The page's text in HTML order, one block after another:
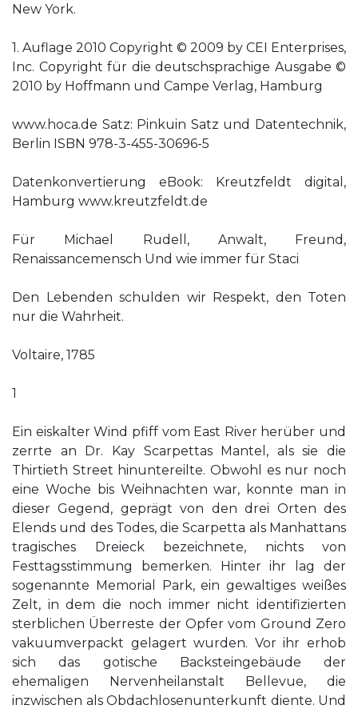
New York.
1. Auflage 2010 Copyright © 2009 by CEI Enterprises,
Inc. Copyright für die deutschsprachige Ausgabe ©
2010 by Hoffmann und Campe Verlag, Hamburg
www.hoca.de Satz: Pinkuin Satz und Datentechnik,
Berlin ISBN 978-3-455-30696-5
Datenkonvertierung eBook: Kreutzfeldt digital,
Hamburg www.kreutzfeldt.de
Für Michael Rudell, Anwalt, Freund,
Renaissancemensch Und wie immer für Staci
Den Lebenden schulden wir Respekt, den Toten
nur die Wahrheit.
Voltaire, 1785
1
Ein eiskalter Wind pfiff vom East River herüber und
zerrte an Dr. Kay Scarpettas Mantel, als sie die
Thirtieth Street hinuntereilte. Obwohl es nur noch
eine Woche bis Weihnachten war, konnte man in
dieser Gegend, geprägt von den drei Orten des
Elends und des Todes, die Scarpetta als Manhattans
tragisches Dreieck bezeichnete, nichts von
Festtagsstimmung bemerken. Hinter ihr lag der
sogenannte Memorial Park, ein gewaltiges weißes
Zelt, in dem die noch immer nicht identifizierten
sterblichen Überreste der Opfer vom Ground Zero
vakuumverpackt gelagert wurden. Vor ihr erhob
sich das gotische Backsteingebäude der
ehemaligen Nervenheilanstalt Bellevue, die
inzwischen als Obdachlosenunterkunft diente. Und